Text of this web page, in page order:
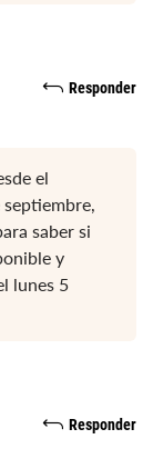
Responder
el
saber si
y
lunes 5
Responder